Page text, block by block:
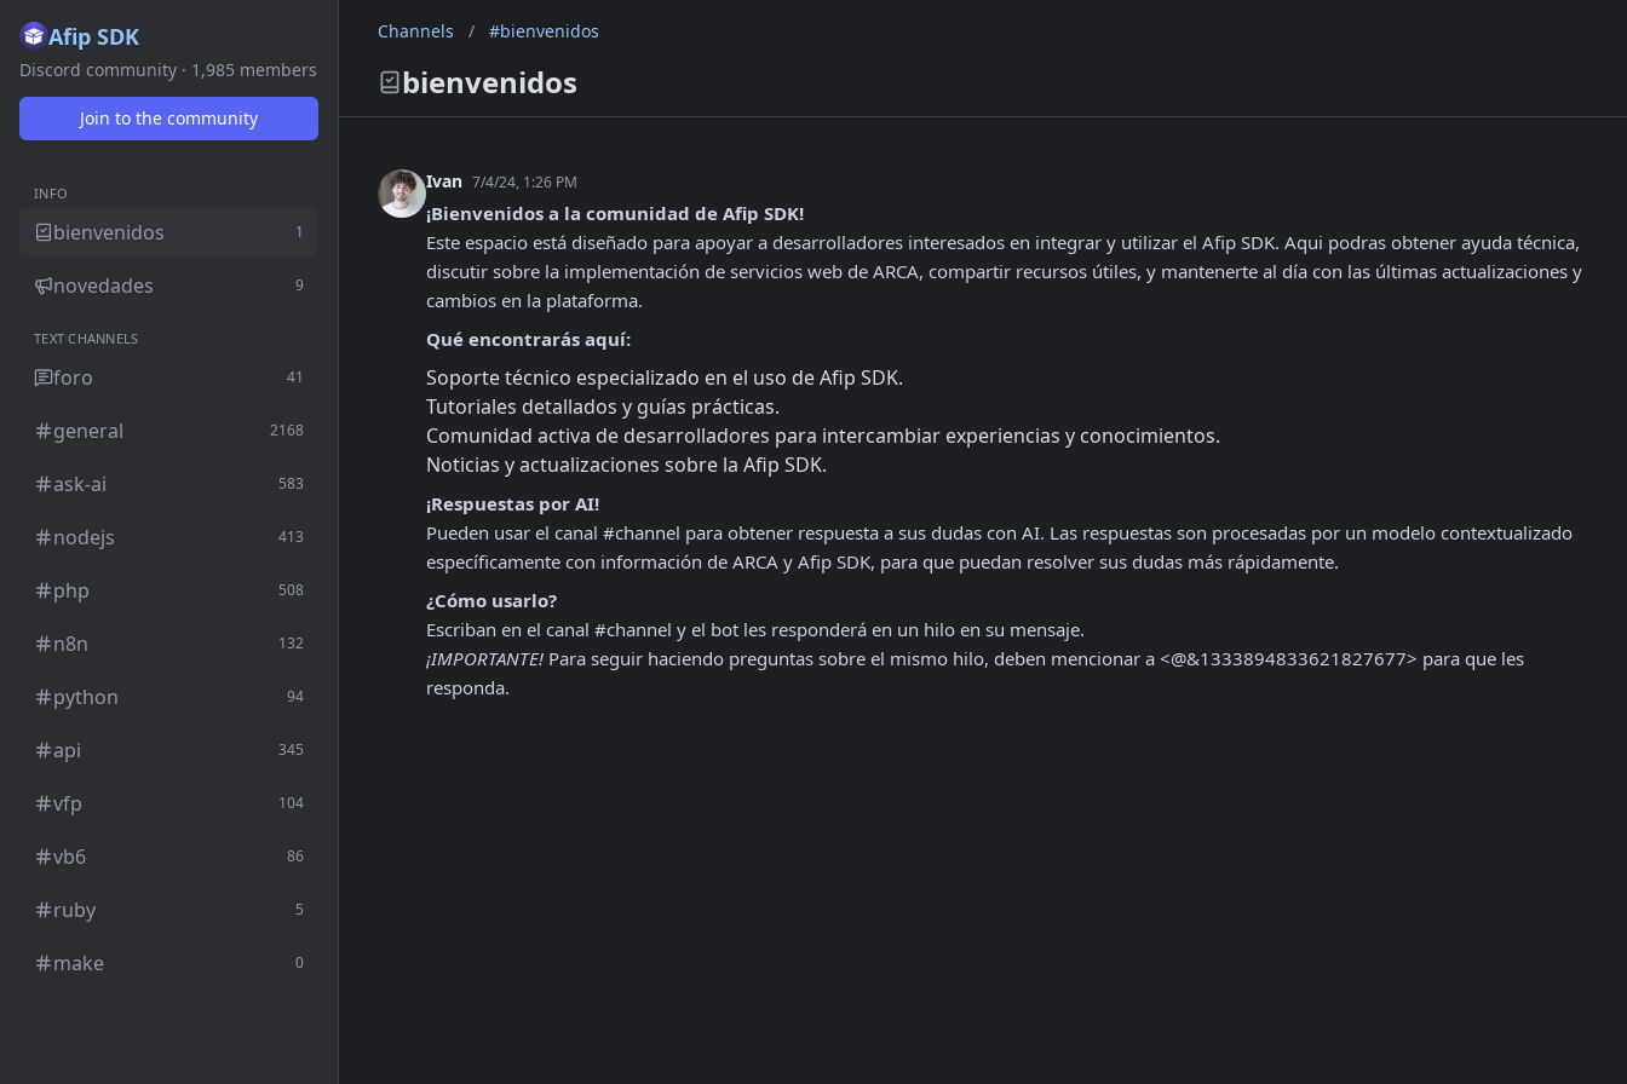
Afip SDK
Discord community · 1,985 members
Join to the community
INFO
bienvenidos 1
novedades 9
TEXT CHANNELS
foro 41
general 2168
ask-ai 583
nodejs 413
php 508
n8n 132
python 94
api 345
vfp 104
vb6 86
ruby 5
make 0
Channels / #bienvenidos
bienvenidos
Ivan 7/4/24, 1:26 PM
¡Bienvenidos a la comunidad de Afip SDK!
Este espacio está diseñado para apoyar a desarrolladores interesados en integrar y utilizar el Afip SDK. Aqui podras obtener ayuda técnica,
discutir sobre la implementación de servicios web de ARCA, compartir recursos útiles, y mantenerte al día con las últimas actualizaciones y
cambios en la plataforma.
Qué encontrarás aquí:
Soporte técnico especializado en el uso de Afip SDK.
Tutoriales detallados y guías prácticas.
Comunidad activa de desarrolladores para intercambiar experiencias y conocimientos.
Noticias y actualizaciones sobre la Afip SDK.
¡Respuestas por AI!
Pueden usar el canal #channel para obtener respuesta a sus dudas con AI. Las respuestas son procesadas por un modelo contextualizado
específicamente con información de ARCA y Afip SDK, para que puedan resolver sus dudas más rápidamente.
¿Cómo usarlo?
¡IMPORTANTE! Para seguir haciendo preguntas sobre el mismo hilo, deben mencionar a <@&1333894833621827677> para que les
responda.